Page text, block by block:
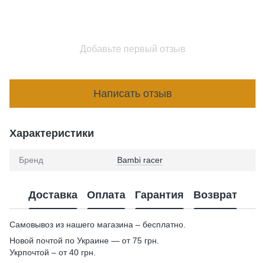
Добавьте первый отзыв
Написать отзыв
Характеристики
Бренд Bambi racer
Доставка Оплата Гарантия Возврат
Самовывоз из нашего магазина – бесплатно.
Новой почтой по Украине — от 75 грн.
Укрпочтой – от 40 грн.